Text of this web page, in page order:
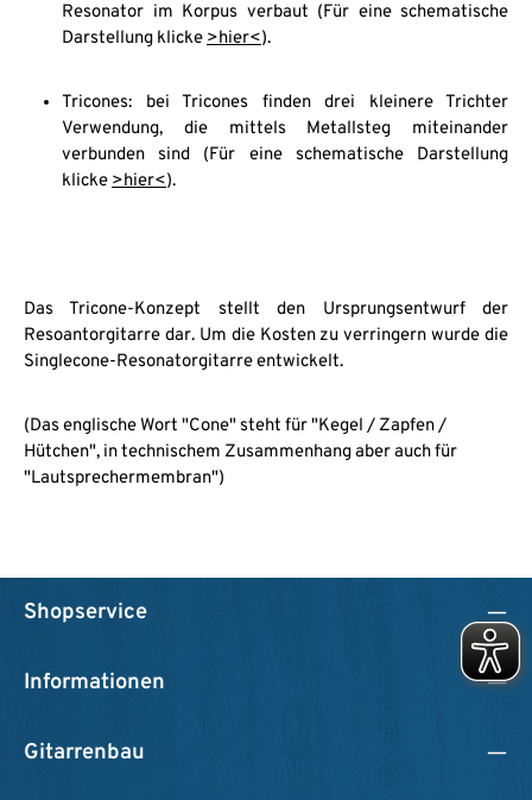
Resonator im Korpus verbaut (Für eine schematische
Darstellung klicke>hier<).
Tricones: bei Tricones finden drei kleinere Trichter
Verwendung, die mittels Metallsteg miteinander
verbunden sind (Für eine schematische Darstellung
klicke>hier<).
Das Tricone-Konzept stellt den Ursprungsentwurf der
Resoantorgitarre dar. Um die Kosten zu verringern wurde die
Singlecone-Resonatorgitarre entwickelt.
(Das englische Wort "Cone" steht für "Kegel / Zapfen /
Hütchen", in technischem Zusammenhang aber auch für
"Lautsprechermembran")
Shopservice
Informationen
Gitarrenbau